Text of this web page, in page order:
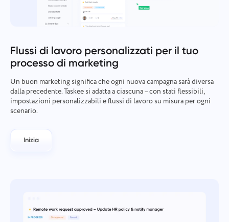
Flussi di lavoro personalizzati per il tuo
processo di marketing
Un buon marketing significa che ogni nuova campagna sarà diversa
dalla precedente. Taskee si adatta a ciascuna – con stati flessibili,
impostazioni personalizzabili e flussi di lavoro su misura per ogni
scenario.
Inizia